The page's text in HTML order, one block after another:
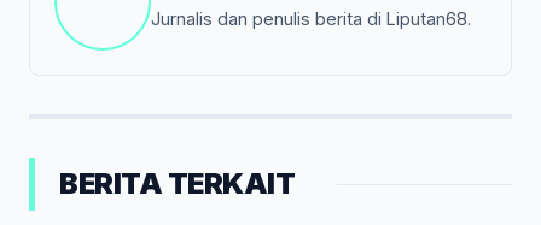
Jurnalis dan penulis berita di Liputan68.
BERITA TERKAIT